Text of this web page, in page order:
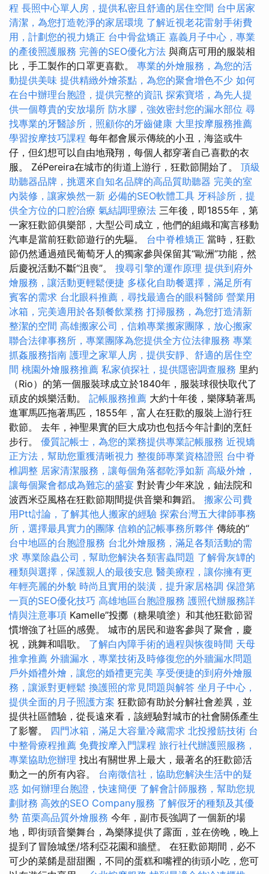
程 長照中心單人房，提供私密且舒適的居住空間 台中居家
清潔，為您打造乾淨的家居環境 了解近視老花雷射手術費
用，計劃您的視力矯正 台中骨盆矯正 嘉義月子中心，專業
的產後照護服務 完善的SEO優化方法 與商店可用的服裝相
比，手工製作的口罩更喜歡。 專業的外燴服務，為您的活
動提供美味 提供精緻外燴茶點，為您的聚會增色不少 如何
在台中辦理台胞證，提供完整的資訊 探索寶塔，為先人提
供一個尊貴的安放場所 防水膠，強效密封您的漏水部位 尋
找專業的牙醫診所，照顧你的牙齒健康 大里按摩服務推薦
學習按摩技巧課程 每年都會展示傳統的小丑，海盜或牛
仔，但幻想可以自由地飛翔，每個人都穿著自己喜歡的衣
服。 ZéPereira在城市的街道上游行，狂歡節開始了。 頂級
助聽器品牌，挑選來自知名品牌的高品質助聽器 完美的室
內裝修，讓家焕然一新 必備的SEO軟體工具 牙科診所，提
供全方位的口腔治療 氣結調理療法 三年後，即1855年，第
一家狂歡節俱樂部，大型公司成立，他們的組織和寓言移動
汽車是當前狂歡節遊行的先驅。 台中脊椎矯正 當時，狂歡
節仍然通過殖民葡萄牙人的獨家參與保留其“歐洲”功能，然
后慶祝活動不斷“沮喪”。 搜尋引擎的運作原理 提供到府外
燴服務，讓活動更輕鬆便捷 多樣化自助餐選擇，滿足所有
賓客的需求 台北眼科推薦，尋找最適合的眼科醫師 營業用
冰箱，完美適用於各類餐飲業務 打掃服務，為您打造清新
整潔的空間 高雄搬家公司，信賴專業搬家團隊，放心搬家
聯合法律事務所，專業團隊為您提供全方位法律服務 專業
抓姦服務指南 護理之家單人房，提供安靜、舒適的居住空
間 桃園外燴服務推薦 私家偵探社，提供隱密調查服務 里約
（Rio）的第一個服裝球成立於1840年，服裝球很快取代了
頑皮的娛樂活動。 記帳服務推薦 大約十年後，樂隊騎著馬
進軍馬匹拖著馬匹，1855年，富人在狂歡的服裝上游行狂
歡節。 去年，神聖果實的巨大成功也包括今年計劃的烹飪
步行。 優質記帳士，為您的業務提供專業記帳服務 近視矯
正方法，幫助您重獲清晰視力 整復師專業資格證照 台中脊
椎調整 居家清潔服務，讓每個角落都乾淨如新 高級外燴，
讓每個聚會都成為難忘的盛宴 對於青少年來說，鈾法院和
波西米亞風格在狂歡節期間提供音樂和舞蹈。 搬家公司費
用Ptt討論，了解其他人搬家的經驗 探索台灣五大律師事務
所，選擇最具實力的團隊 信賴的記帳事務所夥伴 傳統的“
台中地區的台胞證服務 台北外燴服務，滿足各類活動的需
求 專業除蟲公司，幫助您解決各類害蟲問題 了解骨灰罈的
種類與選擇，保護親人的最後安息 醫美療程，讓你擁有更
年輕亮麗的外貌 時尚且實用的裝潢，提升家居格調 保證第
一頁的SEO優化技巧 高雄地區台胞證服務 護照代辦服務詳
情與注意事項 Kamelle”投擲（糖果噴塗）和其他狂歡節習
慣增強了社區的感覺。 城市的居民和遊客參與了聚會，慶
祝，跳舞和唱歌。 了解白內障手術的過程與恢復時間 天母
推拿推薦 外牆漏水，專業技術及時修復您的外牆漏水問題
戶外婚禮外燴，讓您的婚禮更完美 享受便捷的到府外燴服
務，讓派對更輕鬆 換護照的常見問題與解答 坐月子中心，
提供全面的月子照護方案 狂歡節有助於分解社會差異，並
提供社區體驗，從長遠來看，該經驗對城市的社會關係產生
了影響。 四門冰箱，滿足大容量冷藏需求 北投撥筋技術 台
中整骨療程推薦 免費按摩入門課程 旅行社代辦護照服務，
專業協助您辦理 找出有關世界上最大，最著名的狂歡節活
動之一的所有內容。 台南徵信社，協助您解決生活中的疑
惑 如何辦理台胞證，快速簡便 了解會計師服務，幫助您規
劃財務 高效的SEO Company服務 了解假牙的種類及其優
勢 苗栗高品質外燴服務 今年，副市長強調了一個新的場
地，即街頭音樂舞台，為樂隊提供了露面，並在傍晚，晚上
提到了冒險城堡/塔利亞花園和牆壁。 在狂歡節期間，必不
可少的菜餚是甜甜圈，不同的蛋糕和嘴裡的​​街頭小吃，您可